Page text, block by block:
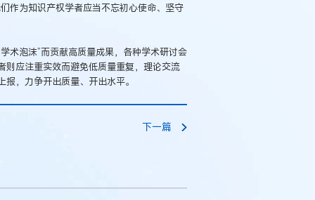
作为知识产权学者应当不忘初心使命、坚守
术泡沫”而贡献高质量成果，各种学术研讨会
则应注重实效而避免低质量重复，理论交流
，力争开出质量、开出水平。
下一篇